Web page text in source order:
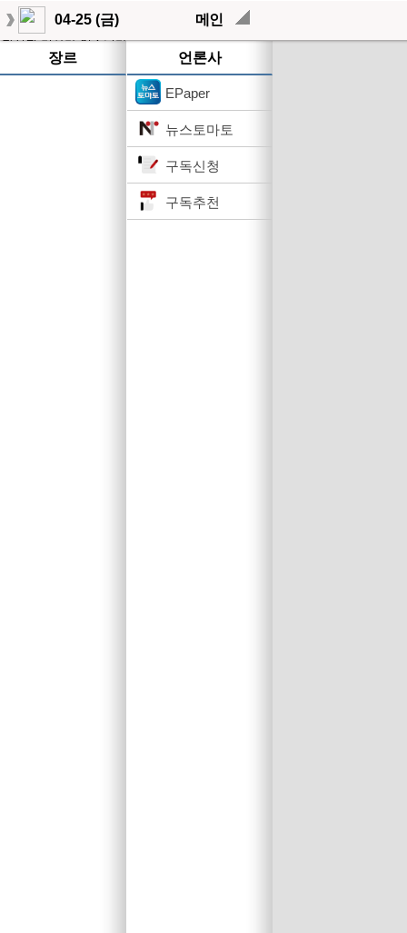
04-25 (금) 메인
장르 언론사
EPaper
뉴스토마토
구독신청
구독추천
작성된 기사가 없습니다.